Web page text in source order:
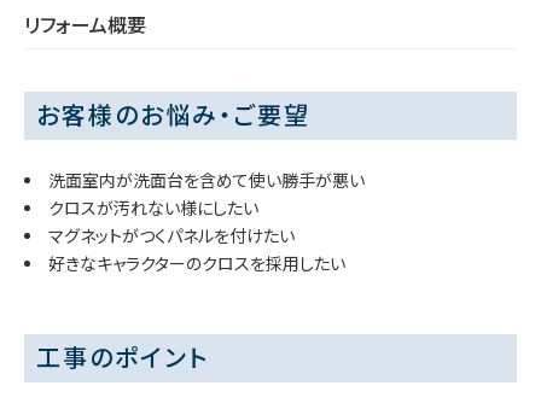
リフォーム概要
お客様のお悩み・ご要望
洗面室内が洗面台を含めて使い勝手が悪い
クロスが汚れない様にしたい
マグネットがつくパネルを付けたい
好きなキャラクターのクロスを採用したい
工事のポイント